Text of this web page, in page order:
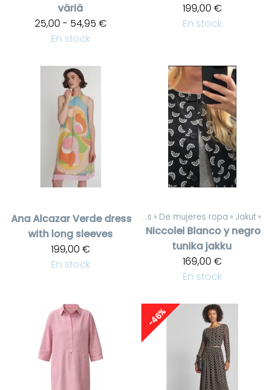
väriä
25,00 - 54,95 €
En stock
199,00 €
En stock
Ana AlcazarVerde dress
with long sleeves
199,00 €
En stock
Productos ‪» De mujeres ropa ‪» Jakut ‪»
Niccolei Blanco y negro
tunika jakku
169,00 €
En stock
-46%